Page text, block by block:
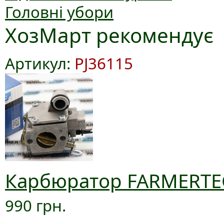
Головні убори
ХозМарт рекомендує
Артикул: PJ36115
Карбюратор
990 грн.